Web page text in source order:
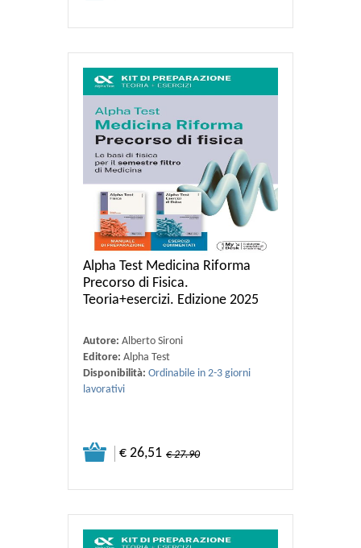
Alpha Test Medicina Riforma
Precorso di Fisica.
Teoria+esercizi. Edizione 2025
Autore: Alberto Sironi
Editore: Alpha Test
Disponibilità: Ordinabile in 2-3 giorni
lavorativi
€ 26,51 € 27.90